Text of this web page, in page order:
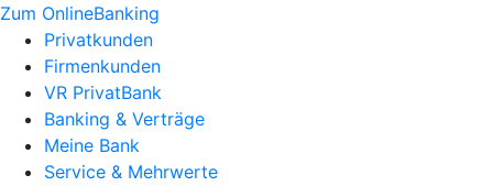
Zum OnlineBanking
Privatkunden
Firmenkunden
VR PrivatBank
Banking & Verträge
Meine Bank
Service & Mehrwerte